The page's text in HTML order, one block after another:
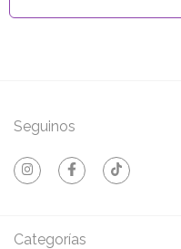
Seguinos
Categorías